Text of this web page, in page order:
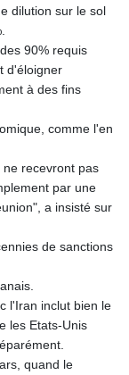
dilution sur le sol
90% requis
d'éloigner
à des fins
comme l'en
recevront pas
par une
a insisté sur
de sanctions
l'Iran inclut bien le
les Etats-Unis
quand le